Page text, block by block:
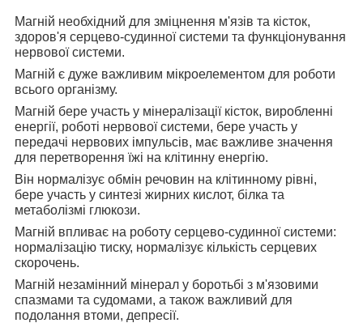
Магній необхідний для зміцнення м'язів та кісток,
здоров'я серцево-судинної системи та функціонування
нервової системи.
Магній є дуже важливим мікроелементом для роботи
всього організму.
Магній бере участь у мінералізації кісток, виробленні
енергії, роботі нервової системи, бере участь у
передачі нервових імпульсів, має важливе значення
для перетворення їжі на клітинну енергію.
Він нормалізує обмін речовин на клітинному рівні,
бере участь у синтезі жирних кислот, білка та
метаболізмі глюкози.
Магній впливає на роботу серцево-судинної системи:
нормалізацію тиску, нормалізує кількість серцевих
скорочень.
Магній незамінний мінерал у боротьбі з м'язовими
спазмами та судомами, а також важливий для
подолання втоми, депресії.